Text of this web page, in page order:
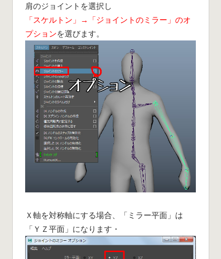
肩のジョイントを選択し
「スケルトン」→「ジョイントのミラー」のオ
プションを選びます。
Ｘ軸を対称軸にする場合、「ミラー平面」は
「ＹＺ平面」になります・